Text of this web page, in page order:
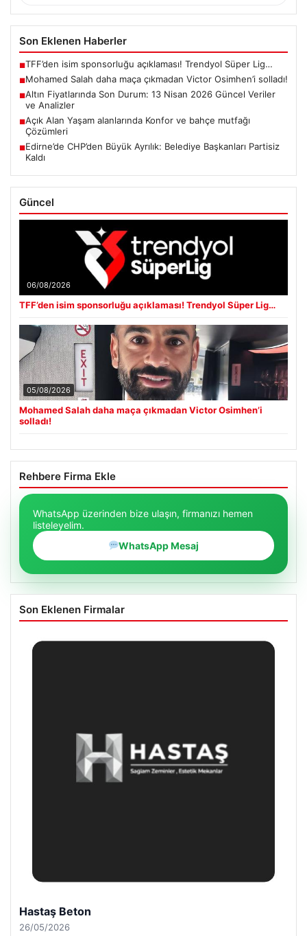
Son Eklenen Haberler
■TFF’den isim sponsorluğu açıklaması! Trendyol Süper Lig…
■Mohamed Salah daha maça çıkmadan Victor Osimhen’i solladı!
■Altın Fiyatlarında Son Durum: 13 Nisan 2026 Güncel Veriler
ve Analizler
■Açık Alan Yaşam alanlarında Konfor ve bahçe mutfağı
Çözümleri
■Edirne’de CHP’den Büyük Ayrılık: Belediye Başkanları Partisiz
Kaldı
Güncel
06/08/2026
TFF’den isim sponsorluğu açıklaması! Trendyol Süper Lig…
05/08/2026
Mohamed Salah daha maça çıkmadan Victor Osimhen’i
solladı!
Rehbere Firma Ekle
WhatsApp üzerinden bize ulaşın, firmanızı hemen
listeleyelim.
WhatsApp Mesaj
Son Eklenen Firmalar
Enes Kaplan Avukatlık Bürosu
28/04/2026